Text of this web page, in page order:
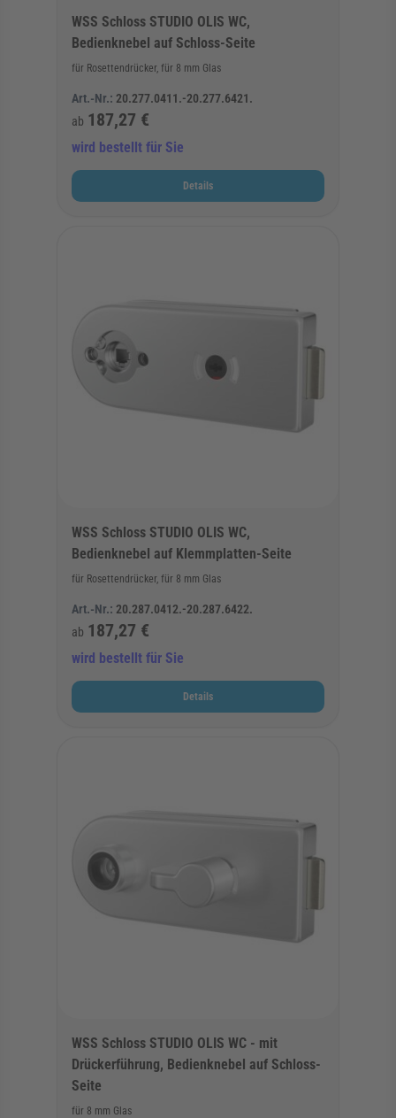
WSS Schloss STUDIO OLIS WC,
Bedienknebel auf Schloss-Seite
für Rosettendrücker, für 8 mm Glas
Art.-Nr.: 20.277.0411.-20.277.6421.
ab 187,27 €
wird bestellt für Sie
Details
WSS Schloss STUDIO OLIS WC,
Bedienknebel auf Klemmplatten-Seite
für Rosettendrücker, für 8 mm Glas
Art.-Nr.: 20.287.0412.-20.287.6422.
ab 187,27 €
wird bestellt für Sie
Details
WSS Schloss STUDIO OLIS WC - mit
Drückerführung, Bedienknebel auf Schloss-
Seite
für 8 mm Glas